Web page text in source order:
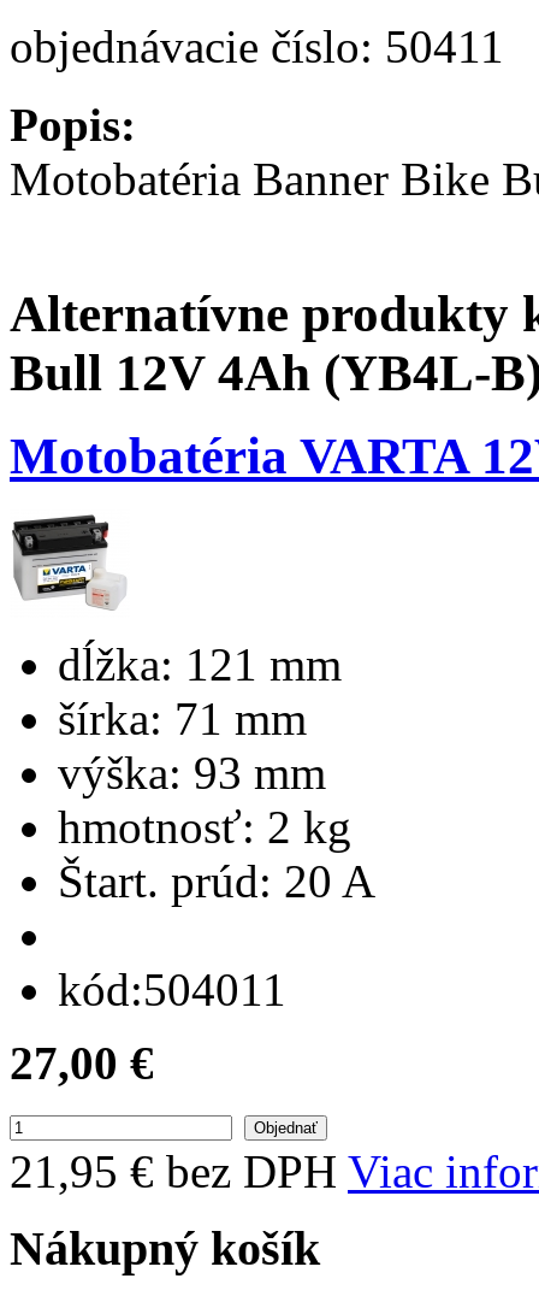
objednávacie číslo: 50411
Popis:
Motobatéria Banner Bike
Alternatívne produkty
Bull 12V 4Ah (YB4L-
Motobatéria VARTA
dĺžka: 121 mm
šírka: 71 mm
výška: 93 mm
hmotnosť: 2 kg
Štart. prúd: 20 A
kód:504011
27,00 €
21,95 € bez DPH Viac
Nákupný košík